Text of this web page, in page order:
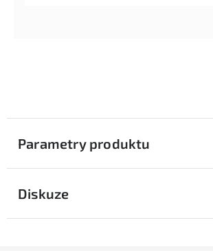
Parametry produktu
Diskuze